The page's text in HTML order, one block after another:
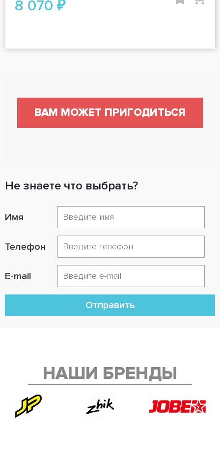
8 070 ₽
ВАМ МОЖЕТ ПРИГОДИТЬСЯ
Не знаете что выбрать?
Имя
Телефон
E-mail
Отправить
НАШИ БРЕНДЫ